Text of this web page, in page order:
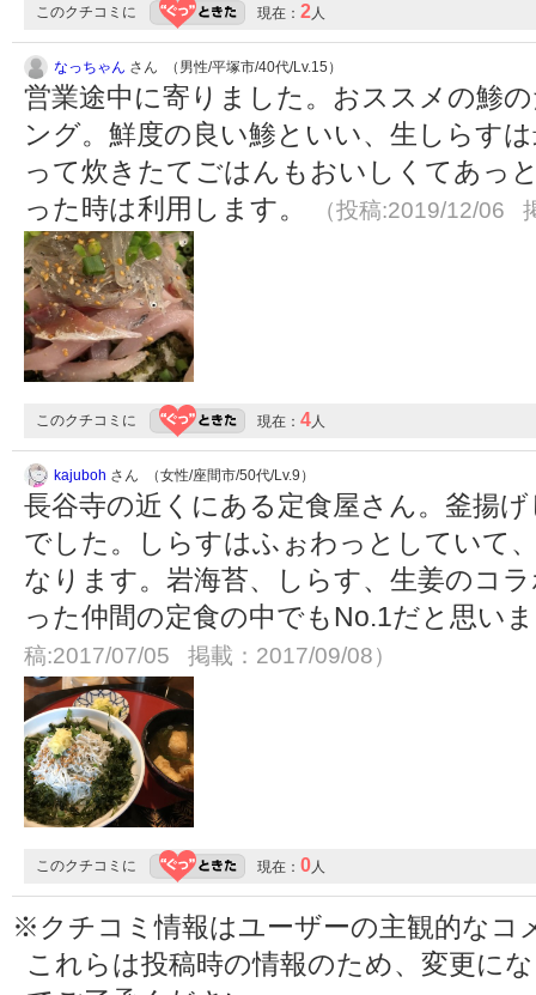
このクチコミに 現在： 2 人
なっちゃん さん （男性/平塚市/40代/Lv.15）
営業途中に寄りました。おススメの鯵
ング。鮮度の良い鯵といい、生しらす
って炊きたてごはんもおいしくてあっ
った時は利用します。
（投稿:2019/12/06
このクチコミに 現在： 4 人
kajuboh さん （女性/座間市/50代/Lv.9）
長谷寺の近くにある定食屋さん。釜揚
でした。しらすはふぉわっとしていて
なります。岩海苔、しらす、生姜のコ
った仲間の定食の中でもNo.1だと思い
稿:2017/07/05 掲載：2017/09/08）
このクチコミに 現在： 0 人
※クチコミ情報はユーザーの主観的なコ
これらは投稿時の情報のため、変更に